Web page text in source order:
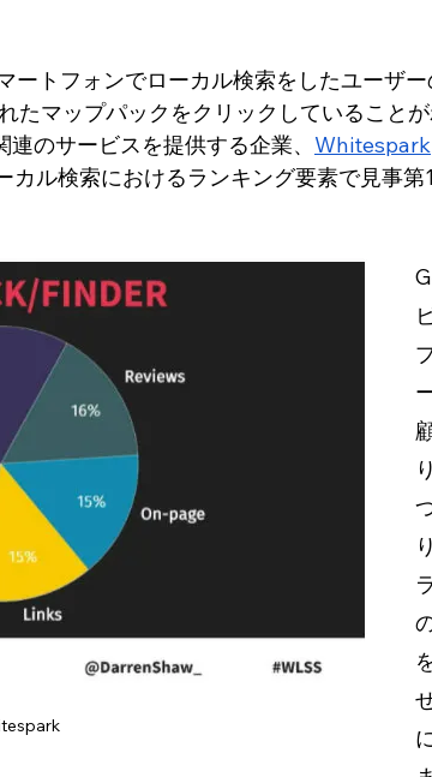
ートフォンでローカル検索をしたユーザ
たマップパックをクリックしていることが
のサービスを提供する企業、 Whitespark
カル検索におけるランキング要素で見事第